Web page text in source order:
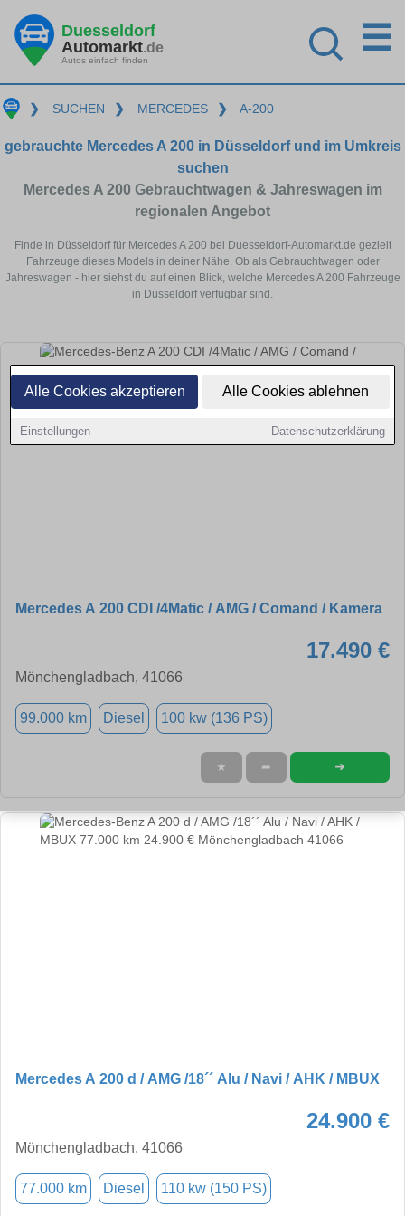
Alle Cookies akzeptieren Alle Cookies ablehnen
Einstellungen Datenschutzerklärung
Duesseldorf
Automarkt.de
Autos einfach finden
☰
❯ SUCHEN ❯ MERCEDES ❯ A-200
gebrauchte Mercedes A 200 in Düsseldorf und im Umkreis
suchen
Mercedes A 200 Gebrauchtwagen & Jahreswagen im
regionalen Angebot
Finde in Düsseldorf für Mercedes A 200 bei Duesseldorf-Automarkt.de gezielt
Fahrzeuge dieses Models in deiner Nähe. Ob als Gebrauchtwagen oder
Jahreswagen - hier siehst du auf einen Blick, welche Mercedes A 200 Fahrzeuge
in Düsseldorf verfügbar sind.
Mercedes A 200 CDI /4Matic / AMG / Comand / Kamera
17.490 €
Mönchengladbach, 41066
99.000 km Diesel 100 kw (136 PS)
★ ➦ ➜
Mercedes A 200 d / AMG /18´´ Alu / Navi / AHK / MBUX
24.900 €
Mönchengladbach, 41066
77.000 km Diesel 110 kw (150 PS)